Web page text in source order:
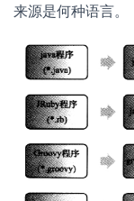
来源是何种语言。